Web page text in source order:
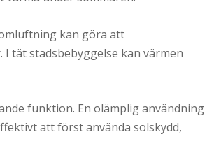
kan göra att
tät stadsbebyggelse kan värmen
funktion. En olämplig användning
att först använda solskydd,